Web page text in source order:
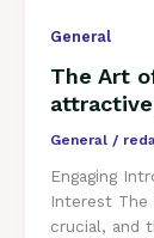
General
The Art
General/
Engaging
Interest The
crucial, and